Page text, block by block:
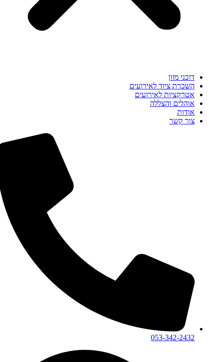
דוכני מזון
השכרת ציוד לאירועים
אטרקציות לאירועים
אוהלים והצללה
אודות
צור קשר
053-342-2432